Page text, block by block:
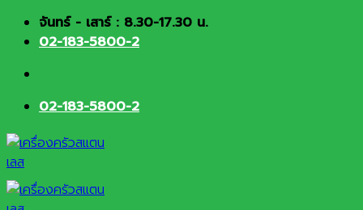
Skip จันทร์ - เสาร์ : 8.30-17.30 น.
02-183-5800-2
02-183-5800-2